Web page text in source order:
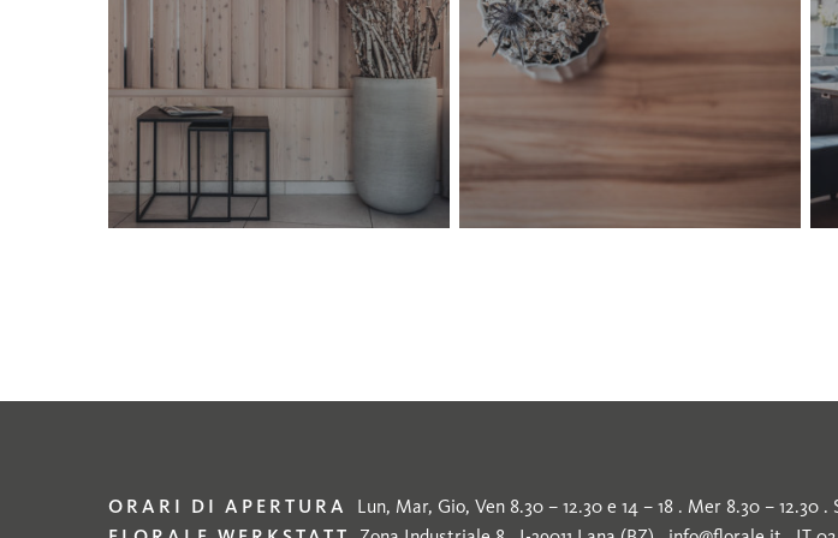
10
lana-
19
20
ORARI DI APERTURA
Lun, Mar, Gio, Ven 8.30 – 12.30 e 14 – 18 . Mer 8.30 – 12.30